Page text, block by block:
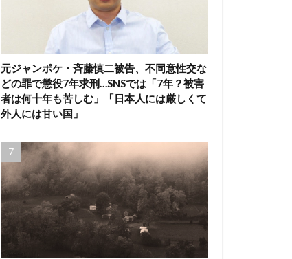
元ジャンポケ・斉藤慎二被告、不同意性交な
どの罪で懲役7年求刑…SNSでは「7年？被害
者は何十年も苦しむ」「日本人には厳しくて
外人には甘い国」